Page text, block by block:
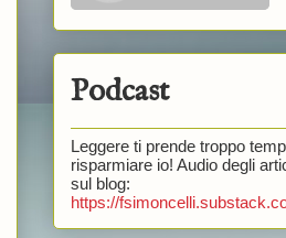
Podcast
Leggere ti prende troppo
risparmiare io! Audio degli
sul blog:
https://